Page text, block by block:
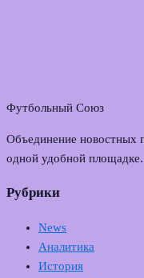
Футбольный Союз
Объединение новостных
одной удобной площадке.
Рубрики
News
Аналитика
История